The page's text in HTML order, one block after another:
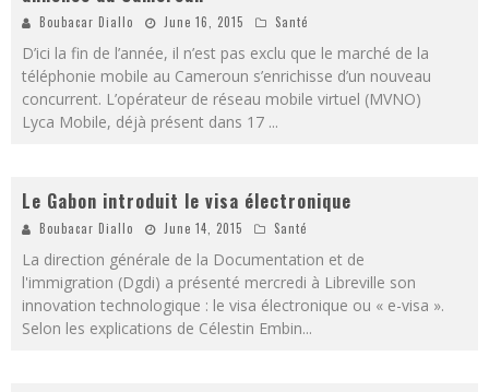
Boubacar Diallo June 16, 2015 Santé
D’ici la fin de l’année, il n’est pas exclu que le marché de la
téléphonie mobile au Cameroun s’enrichisse d’un nouveau
concurrent. L’opérateur de réseau mobile virtuel (MVNO)
Lyca Mobile, déjà présent dans 17 ...
Le Gabon introduit le visa électronique
Boubacar Diallo June 14, 2015 Santé
La direction générale de la Documentation et de
l'immigration (Dgdi) a présenté mercredi à Libreville son
innovation technologique : le visa électronique ou « e-visa ».
Selon les explications de Célestin Embin...